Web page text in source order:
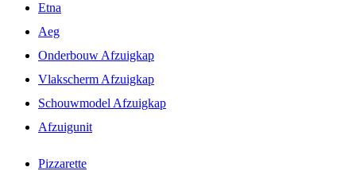
Etna
Aeg
Onderbouw Afzuigkap
Vlakscherm Afzuigkap
Schouwmodel Afzuigkap
Afzuigunit
Pizzarette